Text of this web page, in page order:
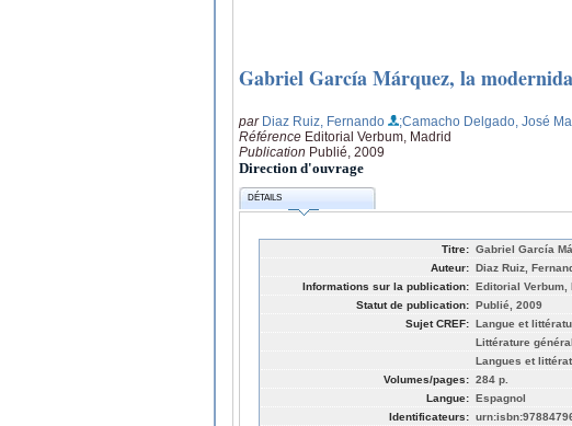
Gabriel García Márquez, la
par Diaz Ruiz, Fernando
;Camacho Delgado, José
Référence Editorial Verbum, Madrid
Publication Publié, 2009
Direction d'ouvrage
DÉTAILS
Titre: Gabriel García
Auteur: Diaz Ruiz,
Informations sur la publication: Editorial Verbum,
Statut de publication: Publié, 2009
Sujet CREF: Langue et
Littérature
Langues et
Volumes/pages: 284 p.
Langue: Espagnol
Identificateurs: